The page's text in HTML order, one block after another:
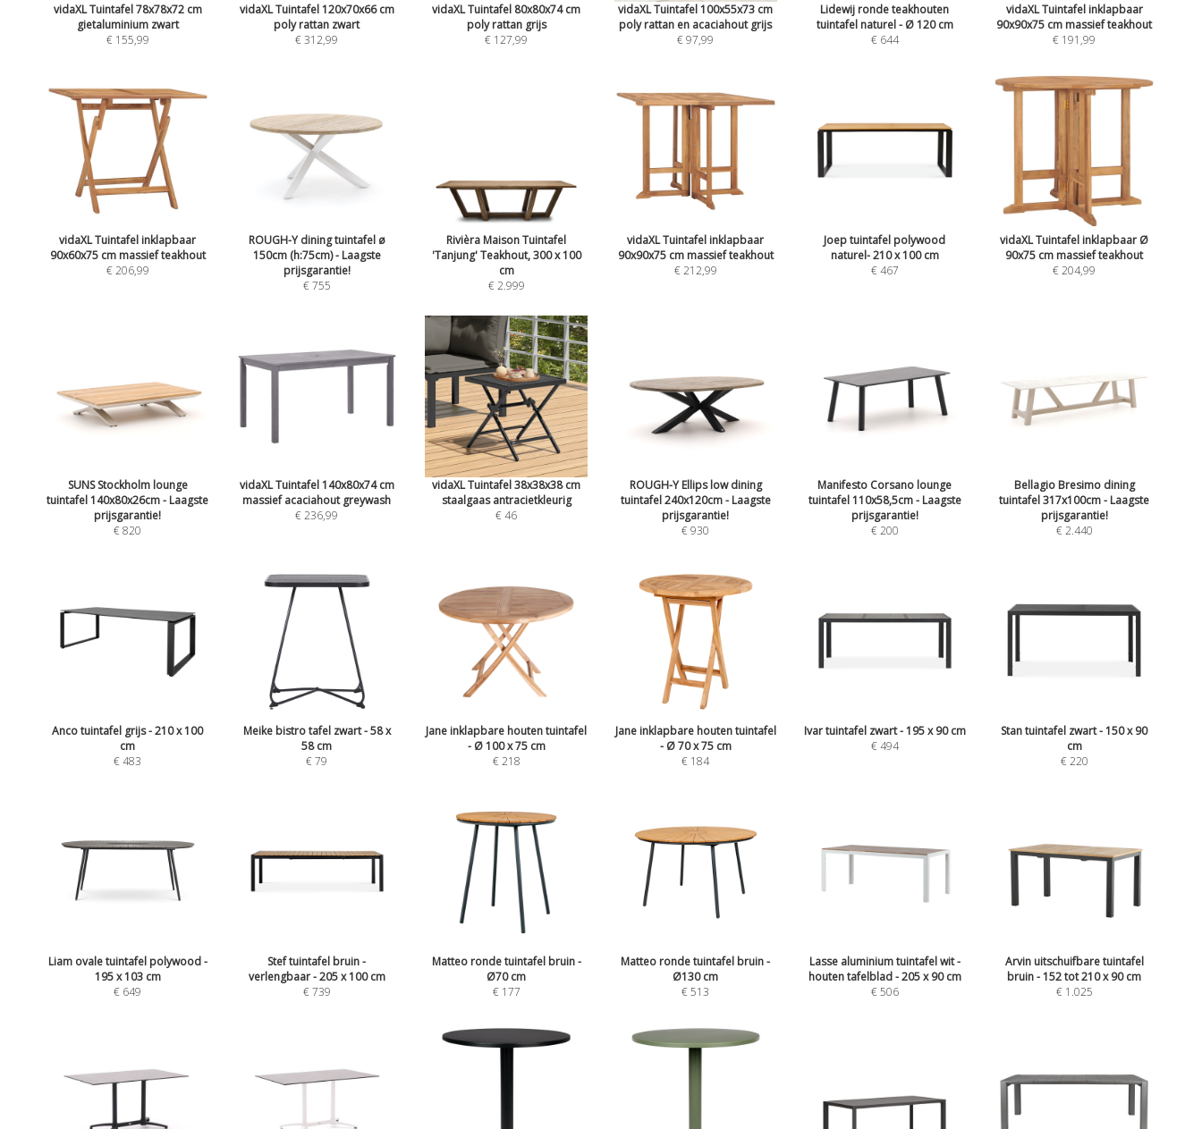
vidaXL Tuintafel 78x78x72 cm
gietaluminium zwart
€ 155,99
vidaXL Tuintafel 120x70x66 cm
poly rattan zwart
€ 312,99
vidaXL Tuintafel 80x80x74 cm
poly rattan grijs
€ 127,99
vidaXL Tuintafel 100x55x73 cm
poly rattan en acaciahout grijs
€ 97,99
Lidewij ronde teakhouten
tuintafel naturel - Ø 120 cm
€ 644
vidaXL Tuintafel inklapbaar
90x90x75 cm massief teakhout
€ 191,99
vidaXL Tuintafel inklapbaar
90x60x75 cm massief teakhout
€ 206,99
ROUGH-Y dining tuintafel ø
150cm (h:75cm) - Laagste
prijsgarantie!
€ 755
Rivièra Maison Tuintafel
'Tanjung' Teakhout, 300 x 100
cm
€ 2.999
vidaXL Tuintafel inklapbaar
90x90x75 cm massief teakhout
€ 212,99
Joep tuintafel polywood
naturel- 210 x 100 cm
€ 467
vidaXL Tuintafel inklapbaar Ø
90x75 cm massief teakhout
€ 204,99
SUNS Stockholm lounge
tuintafel 140x80x26cm - Laagste
prijsgarantie!
€ 820
vidaXL Tuintafel 140x80x74 cm
massief acaciahout greywash
€ 236,99
vidaXL Tuintafel 38x38x38 cm
staalgaas antracietkleurig
€ 46
ROUGH-Y Ellips low dining
tuintafel 240x120cm - Laagste
prijsgarantie!
€ 930
Manifesto Corsano lounge
tuintafel 110x58,5cm - Laagste
prijsgarantie!
€ 200
Bellagio Bresimo dining
tuintafel 317x100cm - Laagste
prijsgarantie!
€ 2.440
Anco tuintafel grijs - 210 x 100
cm
€ 483
Meike bistro tafel zwart - 58 x
58 cm
€ 79
Jane inklapbare houten tuintafel
- Ø 100 x 75 cm
€ 218
Jane inklapbare houten tuintafel
- Ø 70 x 75 cm
€ 184
Ivar tuintafel zwart - 195 x 90 cm
€ 494
Stan tuintafel zwart - 150 x 90
cm
€ 220
Liam ovale tuintafel polywood -
195 x 103 cm
€ 649
Stef tuintafel bruin -
verlengbaar - 205 x 100 cm
€ 739
Matteo ronde tuintafel bruin -
Ø70 cm
€ 177
Matteo ronde tuintafel bruin -
Ø130 cm
€ 513
Lasse aluminium tuintafel wit -
houten tafelblad - 205 x 90 cm
€ 506
Arvin uitschuifbare tuintafel
bruin - 152 tot 210 x 90 cm
€ 1.025